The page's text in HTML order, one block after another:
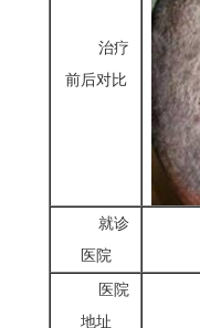
治疗
前后对比
就诊
医院
医院
地址